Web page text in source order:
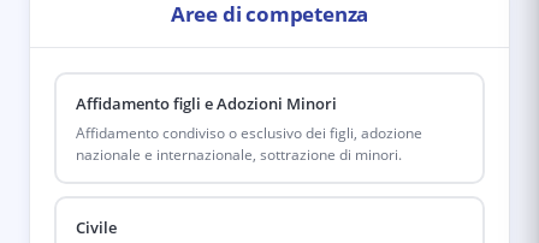
Aree di competenza
Affidamento figli e Adozioni Minori
Affidamento condiviso o esclusivo dei figli, adozione
nazionale e internazionale, sottrazione di minori.
Civile